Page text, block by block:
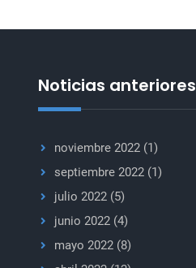
Noticias anteriores
noviembre 2022(1)
septiembre 2022(1)
julio 2022(5)
junio 2022(4)
mayo 2022(8)